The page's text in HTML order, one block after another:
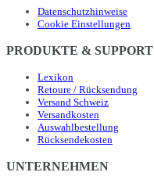
Datenschutzhinweise
Cookie Einstellungen
PRODUKTE & SUPPORT
Lexikon
Retoure / Rücksendung
Versand Schweiz
Versandkosten
Auswahlbestellung
Rücksendekosten
UNTERNEHMEN